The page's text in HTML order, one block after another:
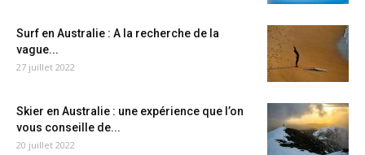
Surf en Australie : A la recherche de la
vague...
27 juillet 2022
Skier en Australie : une expérience que l’on
vous conseille de...
20 juillet 2022